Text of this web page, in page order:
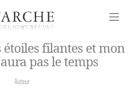
étoiles filantes et mon
pas le temps
Auteur